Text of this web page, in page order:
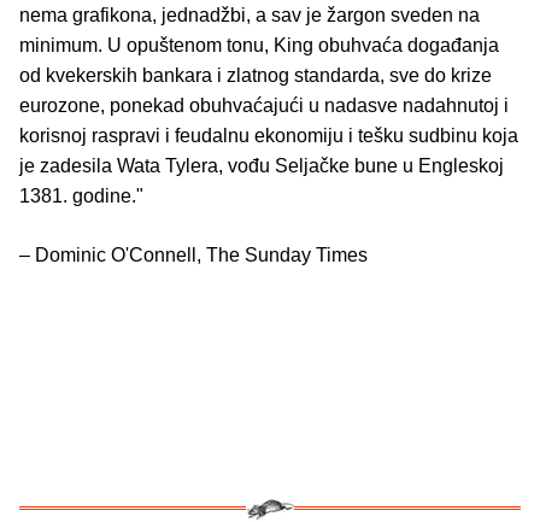
nema grafikona, jednadžbi, a sav je žargon sveden na
minimum. U opuštenom tonu, King obuhvaća događanja
od kvekerskih bankara i zlatnog standarda, sve do krize
eurozone, ponekad obuhvaćajući u nadasve nadahnutoj i
korisnoj raspravi i feudalnu ekonomiju i tešku sudbinu koja
je zadesila Wata Tylera, vođu Seljačke bune u Engleskoj
1381. godine."
– Dominic O'Connell, The Sunday Times